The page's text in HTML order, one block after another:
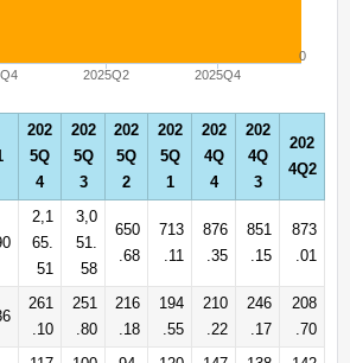
2025Q2 2025Q4
0
202
5Q
4
202
5Q
3
202
5Q
2
202
5Q
1
202
4Q
4
202
4Q
3
202
4Q2
2,1
65.
51
3,0
51.
58
650
.68
713
.11
876
.35
851
.15
873
.01
261
.10
251
.80
216
.18
194
.55
210
.22
246
.17
208
.70